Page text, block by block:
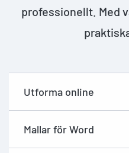
professionellt. Med
Utforma online
Mallar för Word